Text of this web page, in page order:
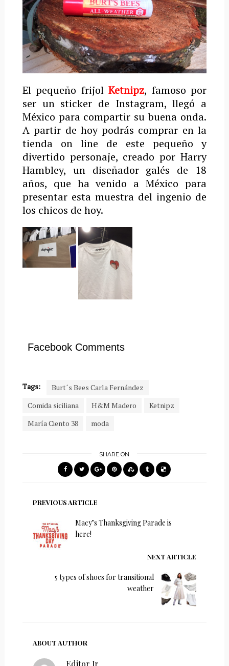
El pequeño frijolKetnipz, famoso por
ser un sticker de Instagram, llegó a
México para compartir su buena onda.
A partir de hoy podrás comprar en la
tienda on line de este pequeño y
divertido personaje, creado por Harry
Hambley, un diseñador galés de 18
años, que ha venido a México para
presentar esta muestra del ingenio de
los chicos de hoy.
Facebook Comments
Tags:
Burt´s Bees Carla Fernández
Comida siciliana
H&M Madero
Ketnipz
María Ciento 38
moda
SHARE ON
PREVIOUS ARTICLE
Macy’s Thanksgiving Parade is
here!
NEXT ARTICLE
5 types of shoes for transitional
weather
ABOUT AUTHOR
Editor Jr